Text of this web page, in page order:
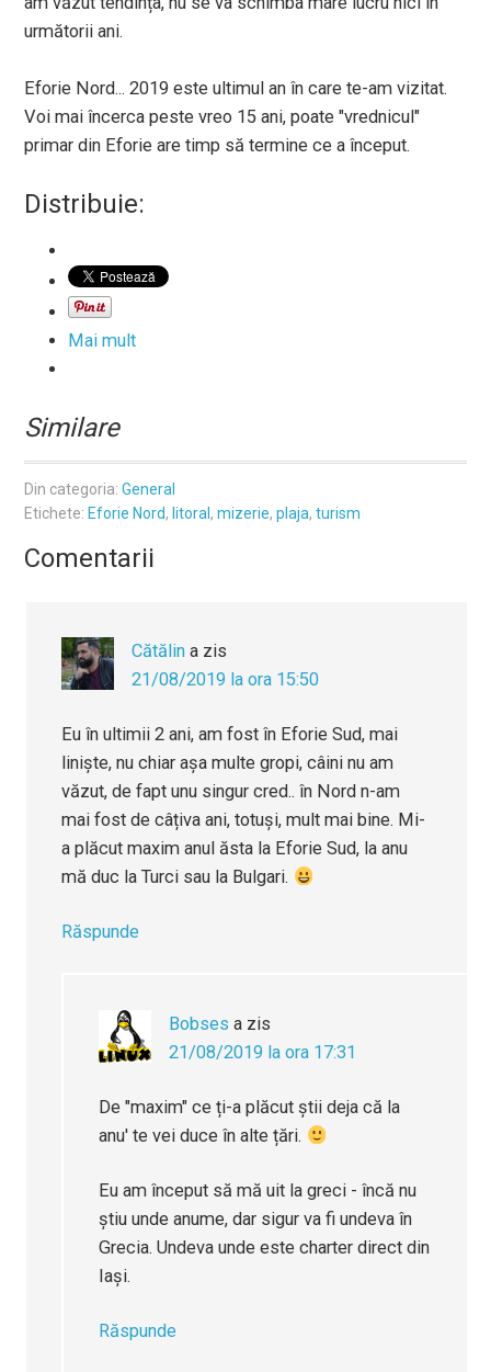
următorii ani.
Eforie Nord... 2019 este ultimul an în care te-am vizitat.
Voi mai încerca peste vreo 15 ani, poate "vrednicul"
primar din Eforie are timp să termine ce a început.
Distribuie:
Mai mult
Similare
Din categoria:General
Etichete: Eforie Nord, litoral ,mizerie,plaja,turism
Comentarii
Cătălin a zis
21/08/2019 la ora 15:50
Eu în ultimii 2 ani, am fost în Eforie Sud, mai
liniște, nu chiar așa multe gropi, câini nu am
văzut, de fapt unu singur cred.. în Nord n-am
mai fost de câțiva ani, totuși, mult mai bine. Mi-
a plăcut maxim anul ăsta la Eforie Sud, la anu
mă duc la Turci sau la Bulgari.
Răspunde
Bobses a zis
21/08/2019 la ora 17:31
De "maxim" ce ți-a plăcut știi deja că la
anu' te vei duce în alte țări.
Eu am început să mă uit la greci - încă nu
știu unde anume, dar sigur va fi undeva în
Grecia. Undeva unde este charter direct din
Iași.
Răspunde